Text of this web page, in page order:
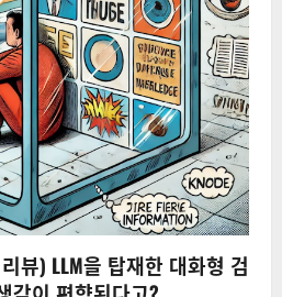
뷰) LLM을 탑재한 대화형 검